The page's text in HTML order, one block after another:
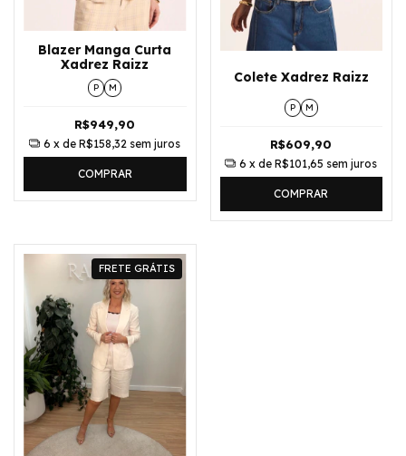
Blazer Manga Curta
Xadrez Raizz
P M
R$949,90
6 x deR$158,32 sem juros
COMPRAR
Colete Xadrez Raizz
P M
R$609,90
6 x deR$101,65 sem juros
COMPRAR
FRETE GRÁTIS